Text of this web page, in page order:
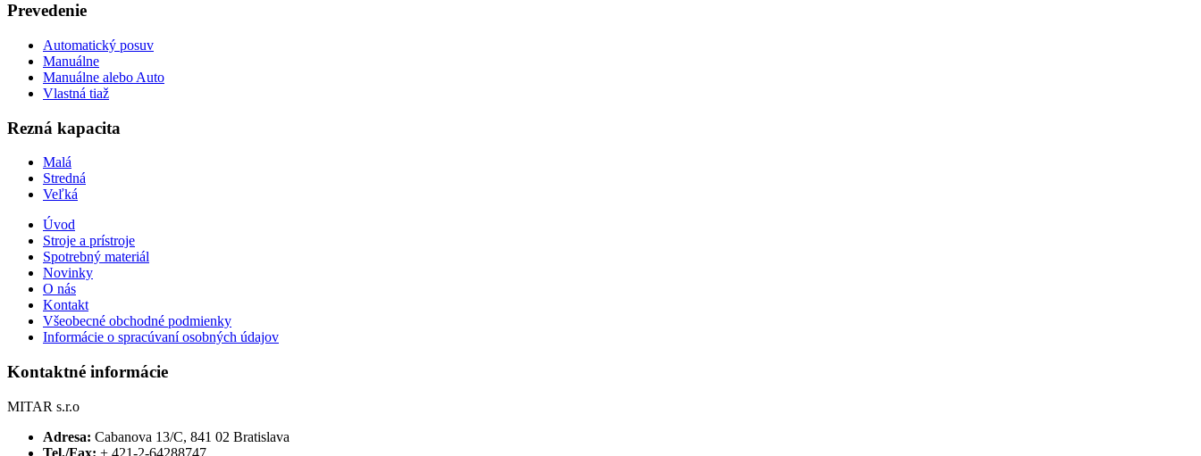
Prevedenie
Automatický posuv
Manuálne
Manuálne alebo Auto
Vlastná tiaž
Rezná kapacita
Malá
Stredná
Veľká
Úvod
Stroje a prístroje
Spotrebný materiál
Novinky
O nás
Kontakt
Všeobecné obchodné podmienky
Informácie o spracúvaní osobných údajov
Kontaktné informácie
MITAR s.r.o
Adresa: Cabanova 13/C, 841 02 Bratislava
Tel./Fax: + 421-2-64288747